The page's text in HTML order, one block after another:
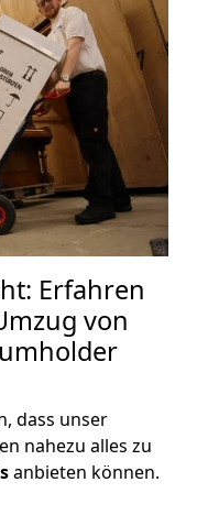
Erfahren
von
dass unser
nahezu alles zu
anbieten können.